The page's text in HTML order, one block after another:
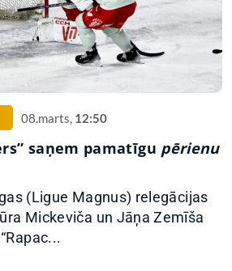
08.marts, 12:50
saņem pamatīgu pērienu
(Ligue Magnus) relegācijas
Mickeviča un Jāņa Zemīša